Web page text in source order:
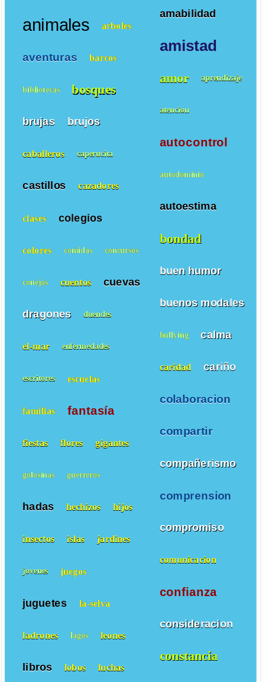
amabilidad
amistad
amor aprendizaje
atencion
autocontrol
autodominio
autoestima
bondad
buen humor
buenos modales
bullying calma
caridad cariño
colaboracion
compartir
compañerismo
comprension
compromiso
comunicacion
confianza
consideracion
constancia
animales arboles
aventuras barcos
bibliotecas bosques
brujas brujos
caballeros caperucita
castillos cazadores
clases colegios
colores comidas concursos
conejos cuentos cuevas
dragones duendes
el-mar enfermedades
escritores escuelas
familias fantasía
fiestas flores gigantes
golosinas guerreros
hadas hechizos hijos
insectos islas jardines
jovenes juegos
juguetes la-selva
ladrones lagos leones
libros lobos luchas